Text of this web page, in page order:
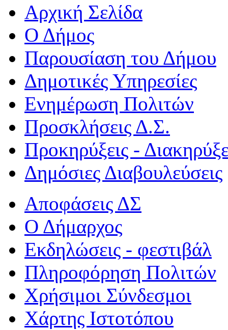
Αρχική Σελίδα
Ο Δήμος
Παρουσίαση του Δήμου
Δημοτικές Υπηρεσίες
Ενημέρωση Πολιτών
Προσκλήσεις Δ.Σ.
Προκηρύξεις -
Δημόσιες Διαβουλεύσεις
Αποφάσεις ΔΣ
Ο Δήμαρχος
Εκδηλώσεις - φεστιβάλ
Πληροφόρηση Πολιτών
Χρήσιμοι Σύνδεσμοι
Χάρτης Ιστοτόπου